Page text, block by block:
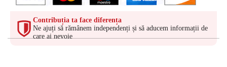
Contribuția ta face diferența
Ne ajuți să rămânem independenți și să aducem informații de
care ai nevoie